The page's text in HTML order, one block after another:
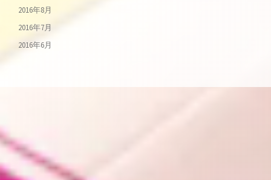
2016年8月
2016年7月
2016年6月